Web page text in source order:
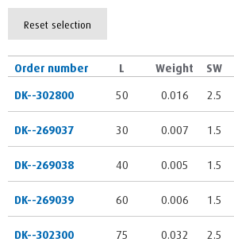
Reset selection
Order number L Weight SW
DK--302800
50 0.016 2.5
DK--269037
30 0.007 1.5
DK--269038
40 0.005 1.5
DK--269039
60 0.006 1.5
DK--302300
75 0.032 2.5